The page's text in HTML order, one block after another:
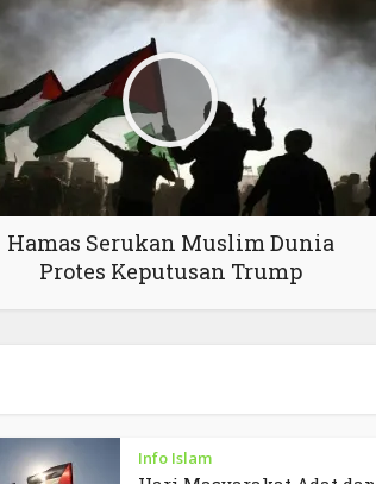
Hamas Serukan Muslim Dunia
Protes Keputusan Trump
Info Islam